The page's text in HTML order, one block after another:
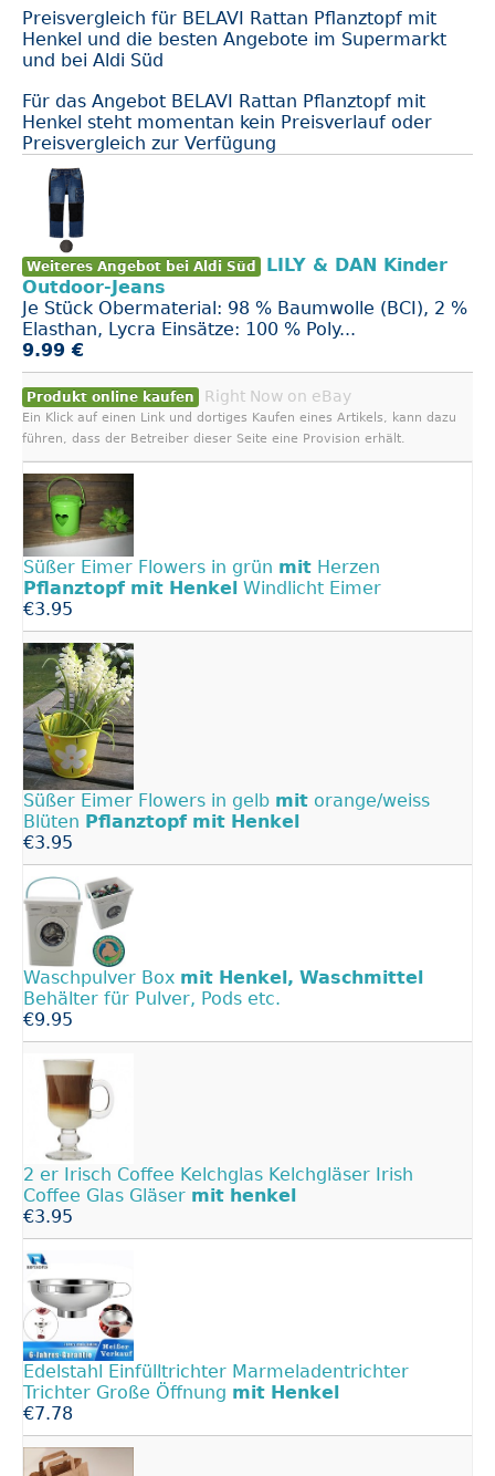
Preisvergleich für BELAVI Rattan Pflanztopf mit
Henkel und die besten Angebote im Supermarkt
und bei Aldi Süd
Für das Angebot BELAVI Rattan Pflanztopf mit
Henkel steht momentan kein Preisverlauf oder
Preisvergleich zur Verfügung
Weiteres Angebot bei Aldi Süd
LILY & DAN Kinder
Outdoor-Jeans
Je Stück Obermaterial: 98 % Baumwolle (BCI), 2 %
Elasthan, Lycra Einsätze: 100 % Poly...
9.99 €
Produkt online kaufen Right Now on eBay
Ein Klick auf einen Link und dortiges Kaufen eines Artikels, kann dazu
führen, dass der Betreiber dieser Seite eine Provision erhält.
Süßer Eimer Flowers in grün mit Herzen
Pflanztopf mit Henkel Windlicht Eimer
€3.95
Süßer Eimer Flowers in gelb mit orange/weiss
Blüten Pflanztopf mit Henkel
€3.95
Waschpulver Box mit Henkel, Waschmittel
Behälter für Pulver, Pods etc.
€9.95
2 er Irisch Coffee Kelchglas Kelchgläser Irish
Coffee Glas Gläser mit henkel
€3.95
Edelstahl Einfülltrichter Marmeladentrichter
Trichter Große Öffnung mit Henkel
€7.78